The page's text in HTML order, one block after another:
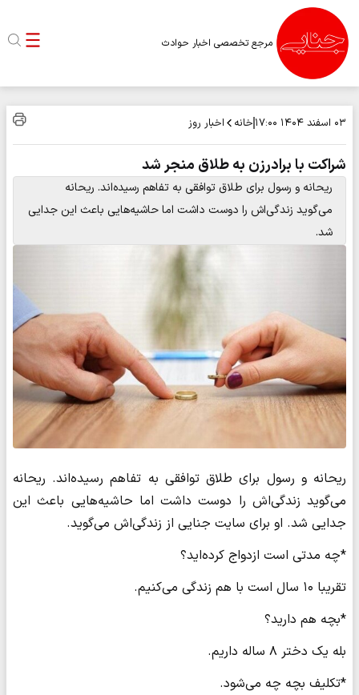
مرجع تخصصی اخبار حوادث
۰۳ اسفند ۱۴۰۴ ۱۷:۰۰ خانه اخبار روز
شراکت با برادرزن به طلاق منجر شد
ریحانه و رسول برای طلاق توافقی به تفاهم رسیده‌اند. ریحانه
می‌گوید زندگی‌اش را دوست داشت اما حاشیه‌هایی باعث این جدایی
شد.
ریحانه و رسول برای طلاق توافقی به تفاهم رسیده‌اند. ریحانه
می‌گوید زندگی‌اش را دوست داشت اما حاشیه‌هایی باعث این
جدایی شد. او برای سایت جنایی از زندگی‌اش می‌گوید.
*چه مدتی است ازدواج کرده‌اید؟
تقریبا ۱۰ سال است با هم زندگی می‌کنیم.
*بچه هم دارید؟
بله یک دختر ۸ ساله داریم.
*تکلیف بچه چه می‌شود.